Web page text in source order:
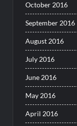
October 2016
September 2016
August 2016
July 2016
June 2016
May 2016
April 2016